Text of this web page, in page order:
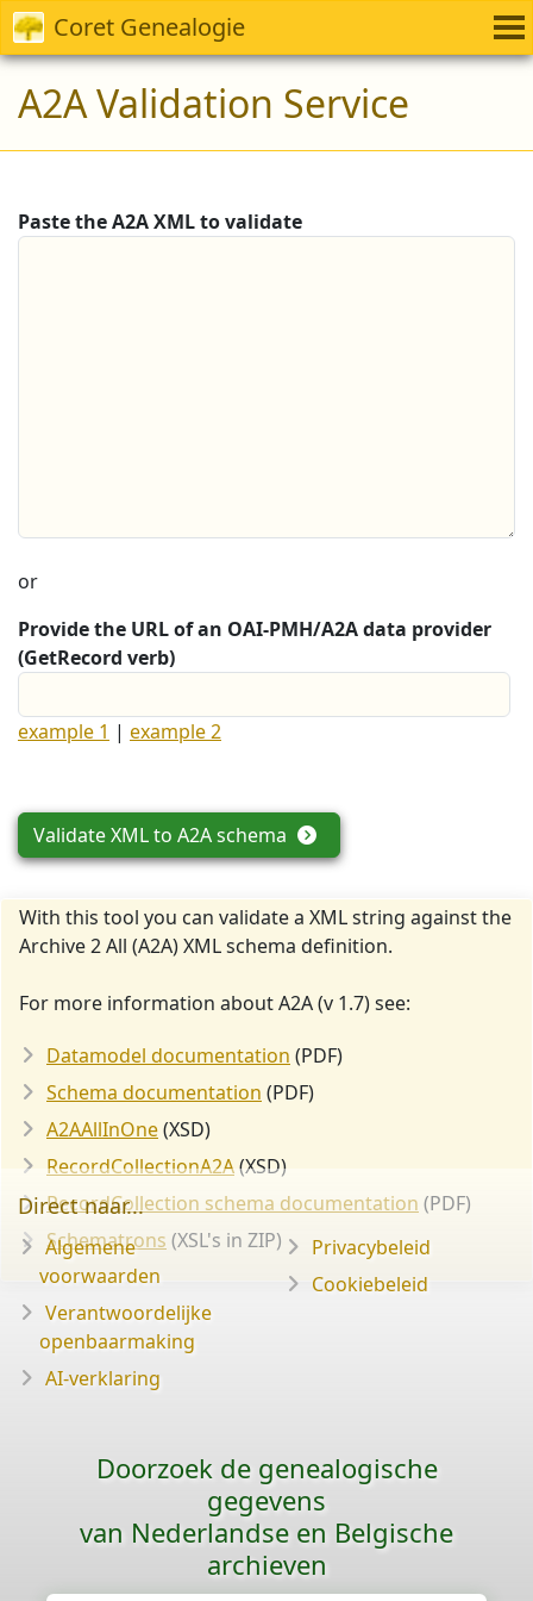
Coret Genealogie
A2A Validation Service
Paste the A2A XML to validate
or
Provide the URL of an OAI-PMH/A2A data provider
(GetRecord verb)
example 1 | example 2
Validate XML to A2A schema
With this tool you can validate a XML string against the
Archive 2 All (A2A) XML schema definition.
For more information about A2A (v 1.7) see:
Datamodel documentation (PDF)
Schema documentation (PDF)
A2AAllInOne(XSD)
RecordCollectionA2A(XSD)
RecordCollection schema documentation (PDF)
Schematrons (XSL's in ZIP)
Direct naar...
Algemene
voorwaarden
Verantwoordelijke
openbaarmaking
AI-verklaring
Privacybeleid
Cookiebeleid
Doorzoek de genealogische
gegevens
van Nederlandse en Belgische
archieven